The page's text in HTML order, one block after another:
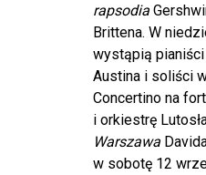
rapsodia
Brittena. W
wystąpią pianiści
Austina i soliści
Concertino na
i orkiestrę
Warszawa
w sobotę 12